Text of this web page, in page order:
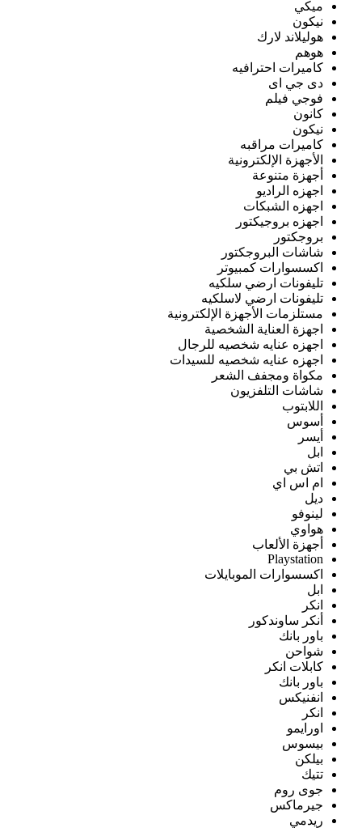
ميكي
نيكون
هوليلاند لارك
هوهم
كاميرات احترافيه
دى جي اى
فوجي فيلم
كانون
نيكون
كاميرات مراقبه
الأجهزة الإلكترونية
أجهزة متنوعة
اجهزه الراديو
اجهزه الشبكات
اجهزه بروجيكتور
بروجكتور
شاشات البروجكتور
اكسسوارات كمبيوتر
تليفونات ارضي سلكيه
تليفونات ارضي لاسلكيه
مستلزمات الأجهزة الإلكترونية
اجهزة العناية الشخصية
اجهزه عنايه شخصيه للرجال
اجهزه عنايه شخصيه للسيدات
مكواة ومجفف الشعر
شاشات التلفزيون
اللابتوب
أسوس
أيسر
ابل
اتش بي
ام اس اي
ديل
لينوفو
هواوي
أجهزة الألعاب
Playstation
اكسسوارات الموبايلات
ابل
انكر
أنكر ساوندكور
باور بانك
شواحن
كابلات انكر
باور بانك
انفنيكس
انكر
اورايمو
بيسوس
بيلكن
تتيك
جوى روم
جيرماكس
ريدمي